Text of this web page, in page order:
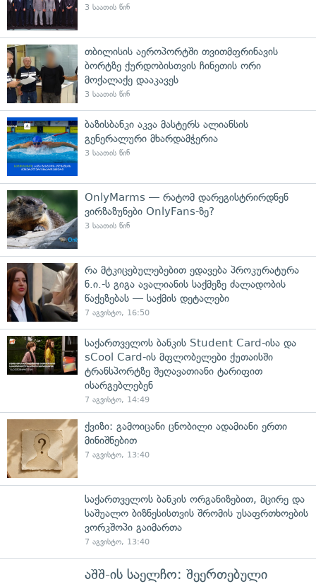
3 საათის წინ
თბილისის აეროპორტში თვითმფრინავის
ბორტზე ქურდობისთვის ჩინეთის ორი
მოქალაქე დააკავეს
3 საათის წინ
ბაზისბანკი აკვა მასტერს ალიანსის
გენერალური მხარდამჭერია
3 საათის წინ
OnlyMarms — რატომ დარეგისტრირდნენ
ვირზაზუნები OnlyFans-ზე?
3 საათის წინ
რა მტკიცებულებებით ედავება პროკურატურა
ნ.ი.-ს გიგა ავალიანის საქმეზე ძალადობის
წაქეზებას — საქმის დეტალები
7 აგვისტო, 16:50
საქართველოს ბანკის Student Card-ისა და
sCool Card-ის მფლობელები ქუთაისში
ტრანსპორტზე შეღავათიანი ტარიფით
ისარგებლებენ
7 აგვისტო, 14:49
ქვიზი: გამოიცანი ცნობილი ადამიანი ერთი
მინიშნებით
7 აგვისტო, 13:40
საქართველოს ბანკის ორგანიზებით, მცირე და
საშუალო ბიზნესისთვის შრომის უსაფრთხოების
ვორკშოპი გაიმართა
7 აგვისტო, 13:40
აშშ-ის საელჩო: შეერთებული